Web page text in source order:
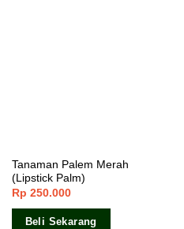
Tanaman Palem Merah
(Lipstick Palm)
Rp 250.000
Beli Sekarang